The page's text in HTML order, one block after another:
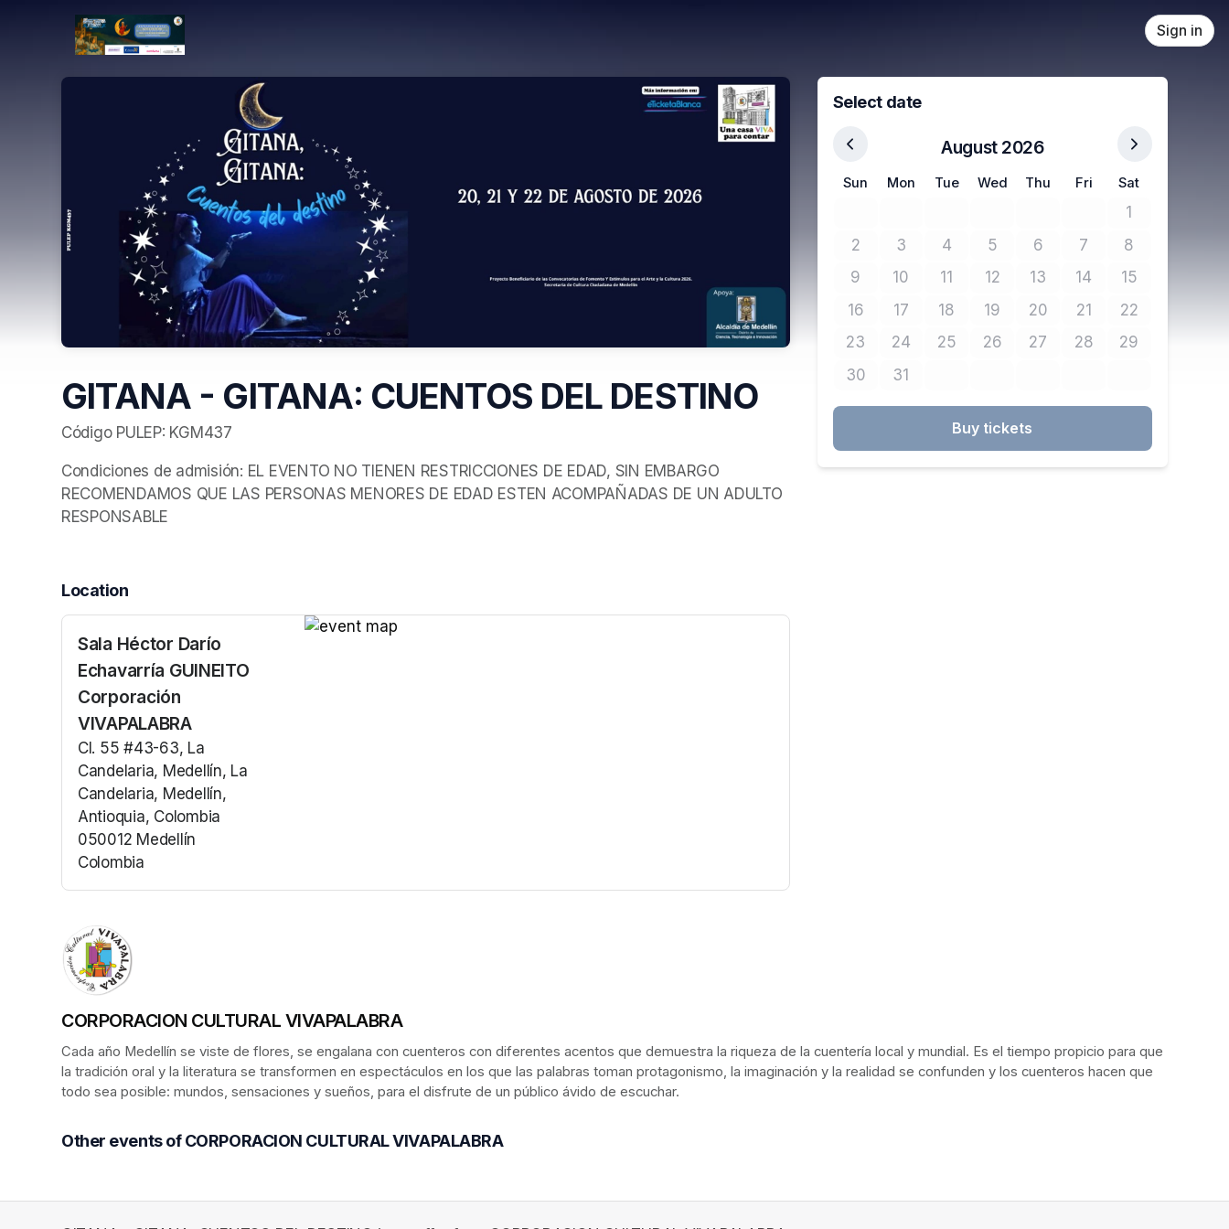
Skip header
Sign in
GITANA - GITANA: CUENTOS DEL DESTINO
Código PULEP: KGM437
Condiciones de admisión: EL EVENTO NO TIENEN RESTRICCIONES DE EDAD, SIN EMBARGO
RECOMENDAMOS QUE LAS PERSONAS MENORES DE EDAD ESTEN ACOMPAÑADAS DE UN ADULTO
RESPONSABLE
Location
Sala Héctor Darío
Echavarría GUINEITO
Corporación
VIVAPALABRA
Cl. 55 #43-63, La
Candelaria, Medellín, La
Candelaria, Medellín,
Antioquia, Colombia
050012 Medellín
Colombia
(opens in a new tab)
Select date
August 2026
Sun Mon Tue Wed Thu Fri Sat
1No tickets
2No tickets available
3No tickets available
4No tickets available
5No tickets available
6No tickets available
7No tickets available
8No tickets
9No tickets available
10No tickets available
11No tickets available
12No tickets available
13No tickets available
14No tickets available
15No tickets
16No tickets available
17No tickets available
18No tickets available
19No tickets available
20No tickets available
21No tickets available
22No tickets
23No tickets available
24No tickets available
25No tickets available
26No tickets available
27No tickets available
28No tickets available
29No tickets
30No tickets available
31No tickets available
Buy tickets
CORPORACION CULTURAL VIVAPALABRA
Cada año Medellín se viste de flores, se engalana con cuenteros con diferentes acentos que demuestra la riqueza de la cuentería local y mundial. Es el tiempo propicio para que
la tradición oral y la literatura se transformen en espectáculos en los que las palabras toman protagonismo, la imaginación y la realidad se confunden y los cuenteros hacen que
todo sea posible: mundos, sensaciones y sueños, para el disfrute de un público ávido de escuchar.
Other events of CORPORACION CULTURAL VIVAPALABRA